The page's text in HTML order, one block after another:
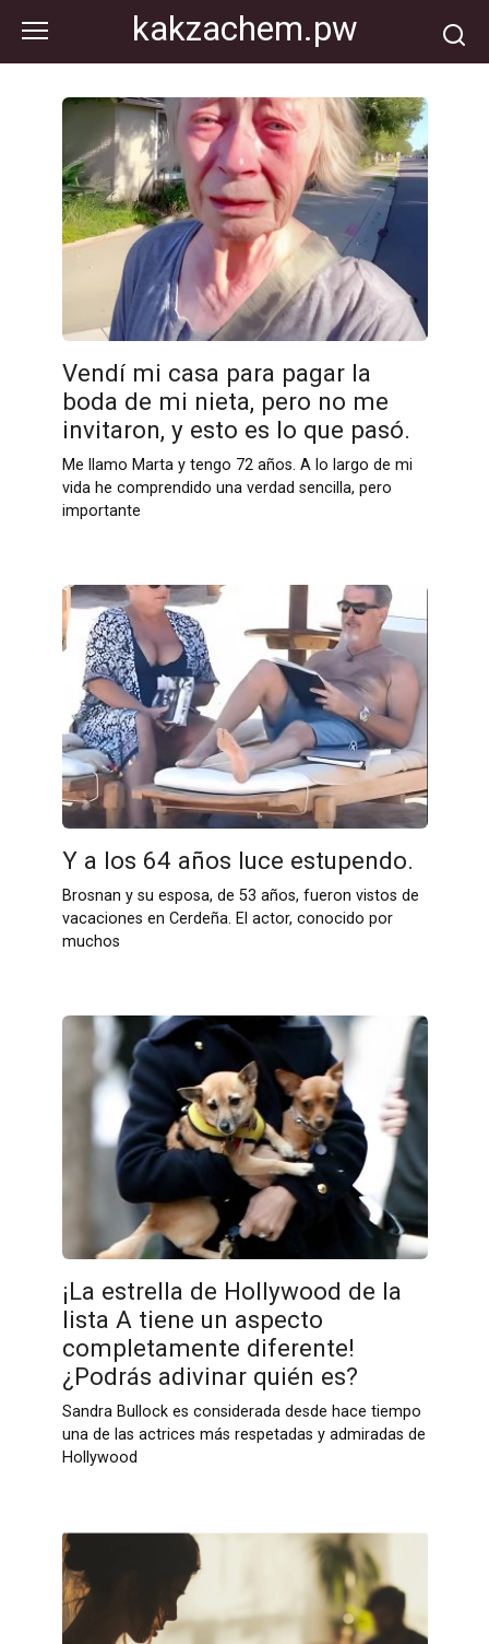
контенту
kakzachem.pw
Vendí mi casa para pagar la
boda de mi nieta, pero no me
invitaron, y esto es lo que pasó.
Me llamo Marta y tengo 72 años. A lo largo de mi
vida he comprendido una verdad sencilla, pero
importante
Y a los 64 años luce estupendo.
Brosnan y su esposa, de 53 años, fueron vistos de
vacaciones en Cerdeña. El actor, conocido por
muchos
¡La estrella de Hollywood de la
lista A tiene un aspecto
completamente diferente!
¿Podrás adivinar quién es?
Sandra Bullock es considerada desde hace tiempo
una de las actrices más respetadas y admiradas de
Hollywood